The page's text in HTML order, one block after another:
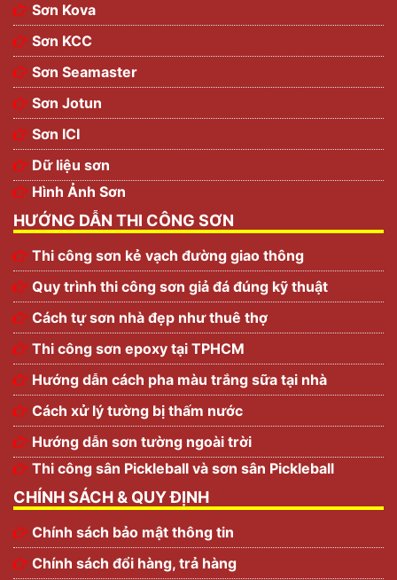
Sơn Kova
Sơn KCC
Sơn Seamaster
Sơn Jotun
Sơn ICI
Dữ liệu sơn
Hình Ảnh Sơn
HƯỚNG DẪN THI CÔNG SƠN
Thi công sơn kẻ vạch đường giao thông
Quy trình thi công sơn giả đá đúng kỹ thuật
Cách tự sơn nhà đẹp như thuê thợ
Thi công sơn epoxy tại TPHCM
Hướng dẫn cách pha màu trắng sữa tại nhà
Cách xử lý tường bị thấm nước
Hướng dẫn sơn tường ngoài trời
Thi công sân Pickleball và sơn sân Pickleball
CHÍNH SÁCH & QUY ĐỊNH
Chính sách bảo mật thông tin
Chính sách đổi hàng, trả hàng